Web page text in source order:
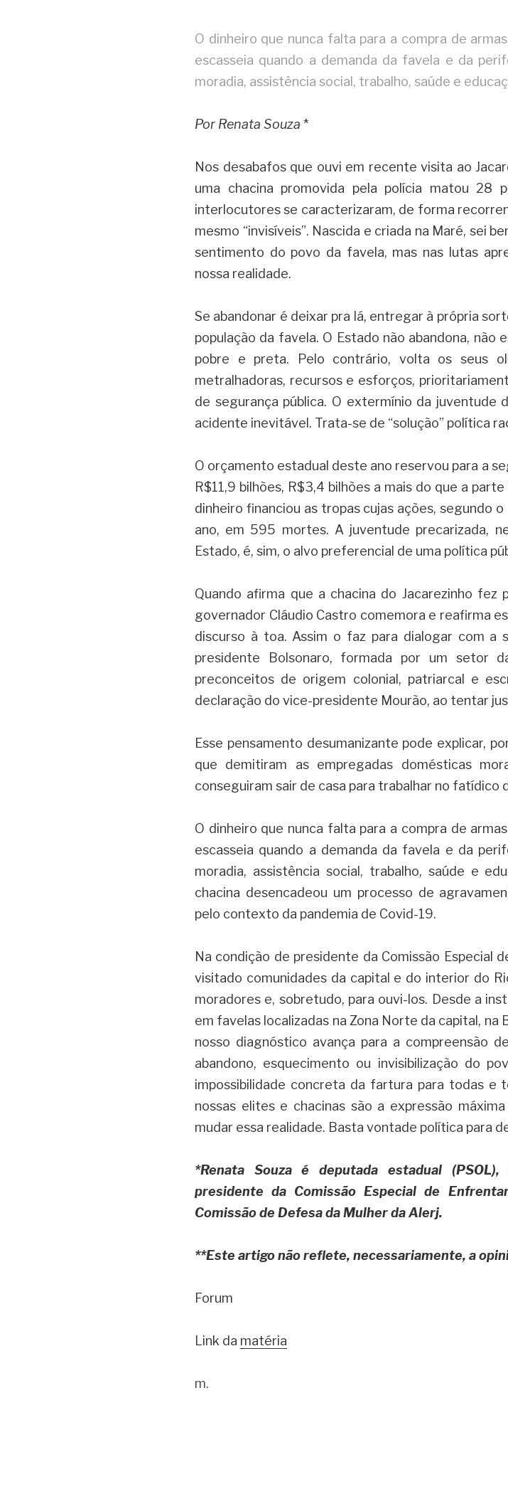
O dinheiro que nunca falta para a compra de
escasseia quando a demanda da favela e da
moradia, assistência social, trabalho, saúde e
Por Renata Souza *
Nos desabafos que ouvi em recente visita ao
uma chacina promovida pela polícia matou 28
interlocutores se caracterizaram, de forma
mesmo “invisíveis”. Nascida e criada na Maré, sei
sentimento do povo da favela, mas nas lutas
nossa realidade.
Se abandonar é deixar pra lá, entregar à própria
população da favela. O Estado não abandona, não
pobre e preta. Pelo contrário, volta os seus
metralhadoras, recursos e esforços,
de segurança pública. O extermínio da juventude
acidente inevitável. Trata-se de “solução” política
O orçamento estadual deste ano reservou para a
R$11,9 bilhões, R$3,4 bilhões a mais do que a
dinheiro financiou as tropas cujas ações, segundo
ano, em 595 mortes. A juventude precarizada,
Estado, é, sim, o alvo preferencial de uma política
Quando afirma que a chacina do Jacarezinho fez
governador Cláudio Castro comemora e reafirma
discurso à toa. Assim o faz para dialogar com a
presidente Bolsonaro, formada por um setor
preconceitos de origem colonial, patriarcal e
declaração do vice-presidente Mourão, ao tentar
Esse pensamento desumanizante pode explicar,
que demitiram as empregadas domésticas
conseguiram sair de casa para trabalhar no fatídico
O dinheiro que nunca falta para a compra de
escasseia quando a demanda da favela e da
moradia, assistência social, trabalho, saúde e
chacina desencadeou um processo de
pelo contexto da pandemia de Covid-19.
Na condição de presidente da Comissão Especial
visitado comunidades da capital e do interior do
moradores e, sobretudo, para ouvi-los. Desde a
em favelas localizadas na Zona Norte da capital, na
nosso diagnóstico avança para a compreensão
abandono, esquecimento ou invisibilização do
impossibilidade concreta da fartura para todas e
nossas elites e chacinas são a expressão
mudar essa realidade. Basta vontade política para
*Renata Souza é deputada estadual
presidente da Comissão Especial de
Comissão de Defesa da Mulher da Alerj.
**Este artigo não reflete, necessariamente, a
Forum
Link da matéria
m.